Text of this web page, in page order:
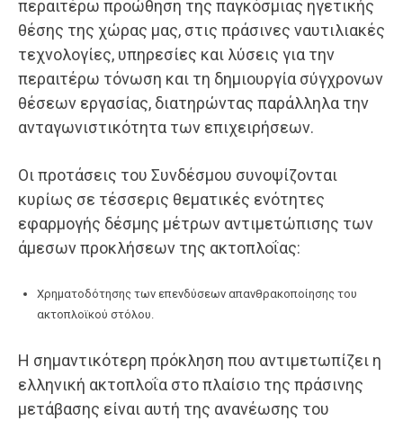
περαιτέρω προώθηση της παγκόσμιας ηγετικής
θέσης της χώρας μας, στις πράσινες ναυτιλιακές
τεχνολογίες, υπηρεσίες και λύσεις για την
περαιτέρω τόνωση και τη δημιουργία σύγχρονων
θέσεων εργασίας, διατηρώντας παράλληλα την
ανταγωνιστικότητα των επιχειρήσεων.
Οι προτάσεις του Συνδέσμου συνοψίζονται
κυρίως σε τέσσερις θεματικές ενότητες
εφαρμογής δέσμης μέτρων αντιμετώπισης των
άμεσων προκλήσεων της ακτοπλοΐας:
Χρηματοδότησης των επενδύσεων απανθρακοποίησης του
ακτοπλοϊκού στόλου.
Η σημαντικότερη πρόκληση που αντιμετωπίζει η
ελληνική ακτοπλοΐα στο πλαίσιο της πράσινης
μετάβασης είναι αυτή της ανανέωσης του